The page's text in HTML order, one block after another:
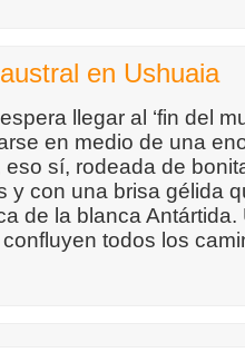
en Ushuaia
llegar al ‘fin del
en medio de una
eso sí, rodeada de
y con una brisa gélida
de la blanca
todos los